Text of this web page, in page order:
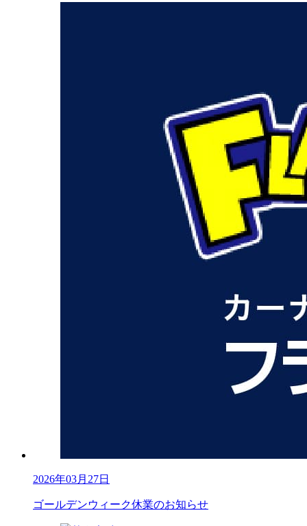
2026年03月27日
ゴールデンウィーク休業のお知らせ